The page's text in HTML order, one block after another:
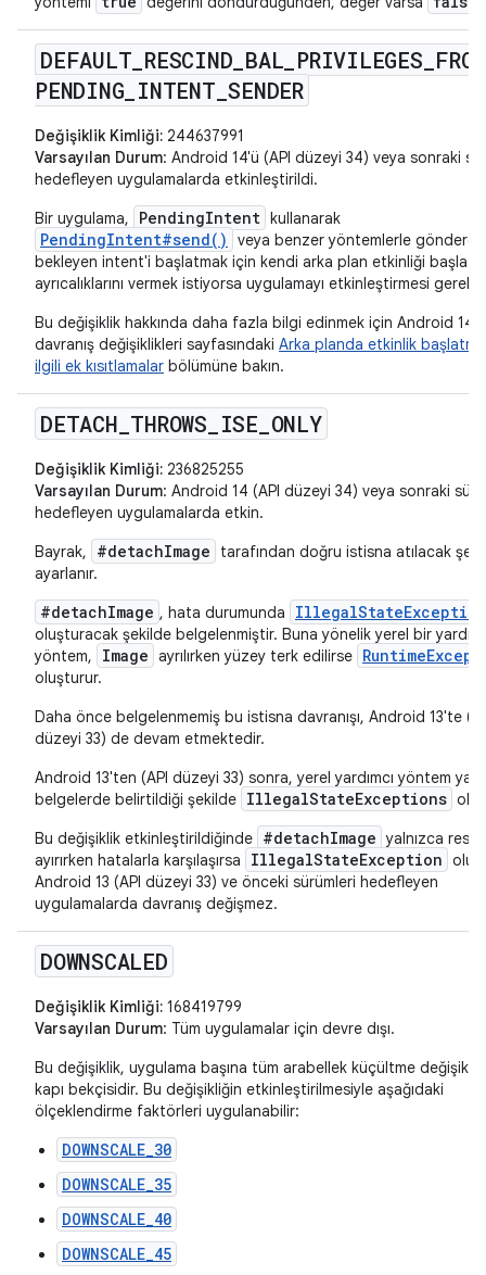
DEFAULT RESCIND BAL PRIVILEGES FROM
PENDING INTENT _SENDER
Değişiklik Kimliği: 244637991
Varsayılan Durum: Android 14'ü (API düzeyi 34) veya sonraki
hedefleyen uygulamalarda etkinleştirildi.
Bir uygulama,
PendingIntent kullanarak
PendingIntent#send()
veya benzer yöntemlerle
bekleyen intent'i başlatmak için kendi arka plan etkinliği
ayrıcalıklarını vermek istiyorsa uygulamayı etkinleştirmesi gerekir.
Bu değişiklik hakkında daha fazla bilgi edinmek için Android 14
davranış değişiklikleri sayfasındaki Arka planda etkinlik
ilgili ek kısıtlamalar bölümüne bakın.
DETACH THROWS ISE ONLY
Değişiklik Kimliği: 236825255
Varsayılan Durum: Android 14 (API düzeyi 34) veya sonraki
hedefleyen uygulamalarda etkin.
Bayrak,
#detachImage
tarafından doğru istisna atılacak
ayarlanır.
#detachImage , hata durumunda IllegalStateException
oluşturacak şekilde belgelenmiştir. Buna yönelik yerel bir
yöntem,
Image ayrılırken yüzey terk edilirse
oluşturur.
Daha önce belgelenmemiş bu istisna davranışı, Android 13'te
düzeyi 33) de devam etmektedir.
Android 13'ten (API düzeyi 33) sonra, yerel yardımcı yöntem
belgelerde belirtildiği şekilde IllegalStateExceptions
Bu değişiklik etkinleştirildiğinde #detachImage yalnızca resmi
ayırırken hatalarla karşılaşırsa
IllegalStateException
Android 13 (API düzeyi 33) ve önceki sürümleri hedefleyen
uygulamalarda davranış değişmez.
DOWNSCALED
Değişiklik Kimliği: 168419799
Varsayılan Durum: Tüm uygulamalar için devre dışı.
Bu değişiklik, uygulama başına tüm arabellek küçültme
kapı bekçisidir. Bu değişikliğin etkinleştirilmesiyle aşağıdaki
ölçeklendirme faktörleri uygulanabilir:
DOWNSCALE_30
DOWNSCALE_35
DOWNSCALE_40
DOWNSCALE_45